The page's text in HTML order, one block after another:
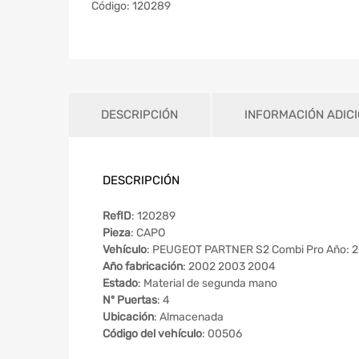
Código: 120289
DESCRIPCIÓN INFORMACIÓN
DESCRIPCIÓN
RefID: 120289
Pieza: CAPO
Vehículo: PEUGEOT PARTNER S2 Combi Pro Año:
Año fabricación: 2002 2003 2004
Estado: Material de segunda mano
Nº Puertas: 4
Ubicación: Almacenada
Código del vehículo: 00506